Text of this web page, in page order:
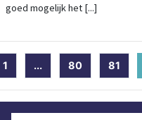
goed mogelijk het [...]
1 ... 80 81